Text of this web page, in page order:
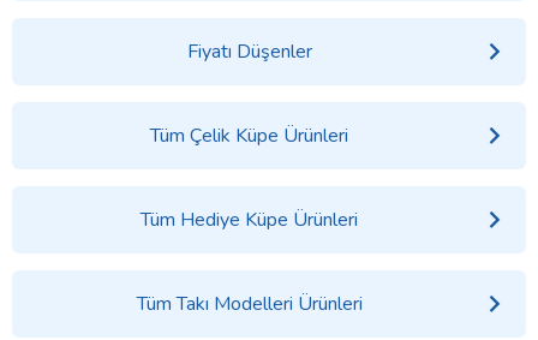
Fiyatı Düşenler
Tüm Çelik Küpe Ürünleri
Tüm Hediye Küpe Ürünleri
Tüm Takı Modelleri Ürünleri